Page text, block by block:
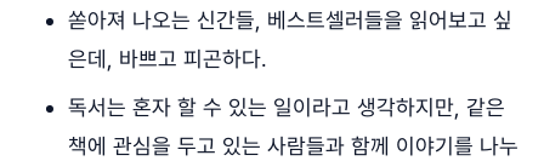
쏟아져 나오는 신간들, 베스트셀러들을 읽어보고 싶
은데, 바쁘고 피곤하다.
독서는 혼자 할 수 있는 일이라고 생각하지만, 같은
책에 관심을 두고 있는 사람들과 함께 이야기를 나누